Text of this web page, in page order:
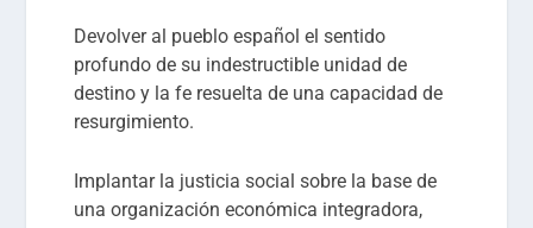
Devolver al pueblo español el sentido
profundo de su indestructible unidad de
destino y la fe resuelta de una capacidad de
resurgimiento.
Implantar la justicia social sobre la base de
una organización económica integradora,